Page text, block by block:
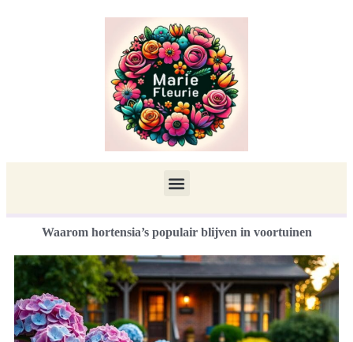
Waarom hortensia’s populair blijven in voortuinen